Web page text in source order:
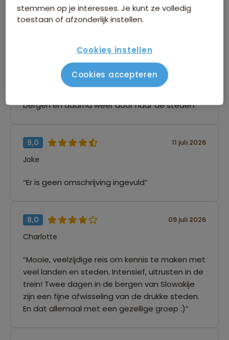
Hoe controleren en plaatsen wij reviews?
“De route vond ik echt geweldig. Leuke steden
bergen en daarna weer door naar de steden.”
9,0 11 juli 2026
Joke
“Er is geen omschrijving ingevuld”
8,0 09 juli 2026
Charlotte
“Mooie, veelzijdige reis om kennis te maken met
veel landen en steden. Intensief, uitrusten in de
trein! Twee dagen in de bergen van Slowakije
zijn een fijne afwisseling van de drukke steden.
En dat allemaal met een gezellige groep :)”
stemmen op je interesses. Je kunt ze volledig
toestaan of afzonderlijk instellen.
Cookies instellen
Cookies accepteren